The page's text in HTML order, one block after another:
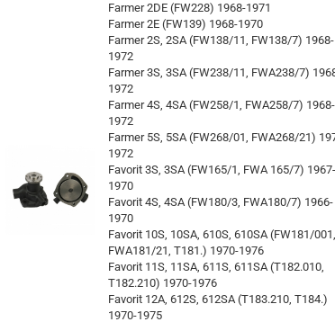
Farmer 2DE (FW228) 1968-1971
Farmer 2E (FW139) 1968-1970
Farmer 2S, 2SA (FW138/11, FW138/7) 1968-
1972
Farmer 3S, 3SA (FW238/11, FWA238/7)
1972
Farmer 4S, 4SA (FW258/1, FWA258/7) 1968-
1972
Farmer 5S, 5SA (FW268/01, FWA268/21)
1972
Favorit 3S, 3SA (FW165/1, FWA 165/7) 1967-
1970
Favorit 4S, 4SA (FW180/3, FWA180/7) 1966-
1970
Favorit 10S, 10SA, 610S, 610SA (FW181/001,
FWA181/21, T181.) 1970-1976
Favorit 11S, 11SA, 611S, 611SA (T182.010,
T182.210) 1970-1976
Favorit 12A, 612S, 612SA (T183.210, T184.)
1970-1975